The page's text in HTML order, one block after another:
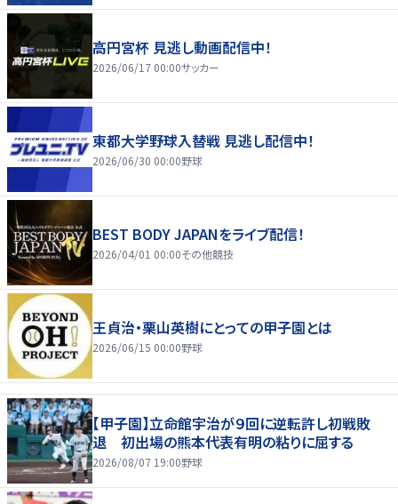
高円宮杯 見逃し動画配信中！
2026/06/17 00:00サッカー
東都大学野球入替戦 見逃し配信中！
2026/06/30 00:00野球
BEST BODY JAPANをライブ配信！
2026/04/01 00:00その他競技
王貞治・栗山英樹にとっての甲子園とは
2026/06/15 00:00野球
【甲子園】立命館宇治が９回に逆転許し初戦敗
退 初出場の熊本代表有明の粘りに屈する
2026/08/07 19:00野球